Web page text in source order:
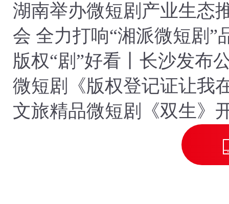
湖南举办微短剧产业生态
会 全力打响“湘派微短剧”
版权“剧”好看丨长沙发布
微短剧《版权登记证让我
代赢麻了》
文旅精品微短剧《双生》